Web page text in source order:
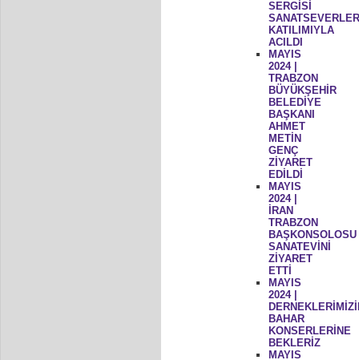
SERGİSİ
KATILIMIYLA
ACILDI
MAYIS
2024 |
TRABZON
BÜYÜKŞEHİR
BELEDİYE
BAŞKANI
AHMET
METİN
GENÇ
ZİYARET
EDİLDİ
MAYIS
2024 |
İRAN
TRABZON
BAŞKONSOLOSU
SANATEVİNİ
ZİYARET
ETTİ
MAYIS
2024 |
BAHAR
KONSERLERİNE
BEKLERİZ
MAYIS